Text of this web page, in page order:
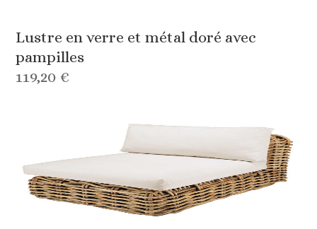
Lustre en verre et métal doré avec
pampilles
119,20 €